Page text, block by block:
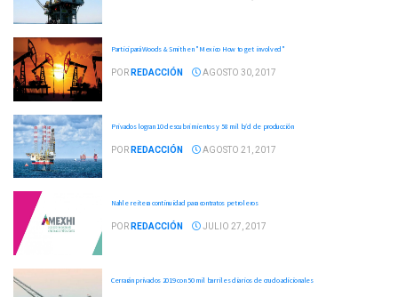
Participará Woods & Smith en "Mexico How to get involved"
POR REDACCIÓN AGOSTO 30, 2017
Privados logran 10 descubrimientos y 58 mil b/d de producción
POR REDACCIÓN AGOSTO 21, 2017
Nahle reitera continuidad para contratos petroleros
POR REDACCIÓN JULIO 27, 2017
Cerrarán privados 2019 con 50 mil barriles diarios de crudo adicionales